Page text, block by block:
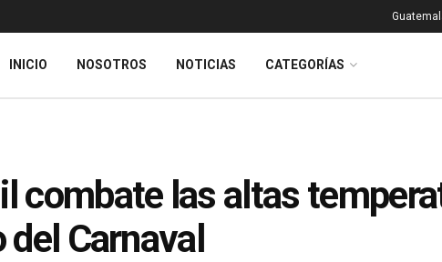
INICIO NOSOTROS NOTICIAS CATEGORÍAS
combate las altas
Carnaval